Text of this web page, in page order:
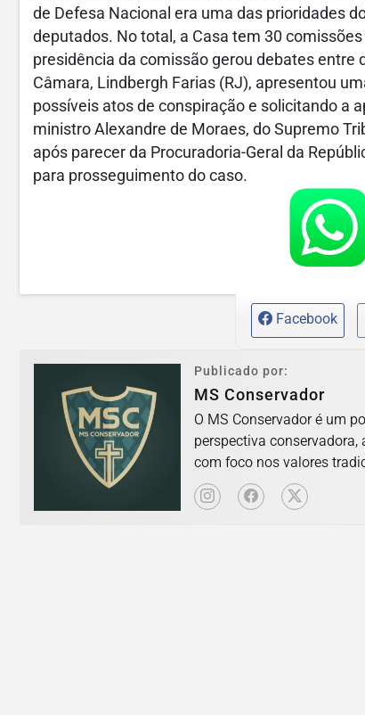
de Defesa Nacional era uma das prioridades
deputados. No total, a Casa tem 30
presidência da comissão gerou debates entre
Câmara, Lindbergh Farias (RJ), apresentou
possíveis atos de conspiração e solicitando a
ministro Alexandre de Moraes, do Supremo
após parecer da Procuradoria-Geral da
para prosseguimento do caso.
Facebook
Publicado por:
MS Conservador
O MS Conservador é um
perspectiva
com foco nos valores